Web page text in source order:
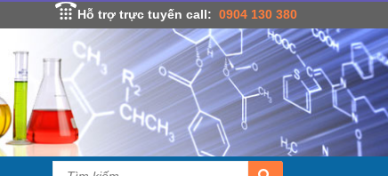
Hỗ trợ trực tuyến call: 0904 130 380